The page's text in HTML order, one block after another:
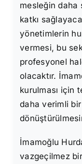
mesleğin daha
katkı
yönetimlerin
vermesi, bu
profesyonel
olacaktır.
kurulması için
daha verimli
İmamoğlu
vazgeçilmez bir